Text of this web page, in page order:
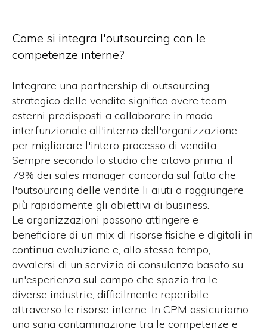
Come si integra l'outsourcing con le
competenze interne?
Integrare una partnership di outsourcing
strategico delle vendite significa avere team
esterni predisposti a collaborare in modo
interfunzionale all'interno dell'organizzazione
per migliorare l'intero processo di vendita.
Sempre secondo lo studio che citavo prima, il
79% dei sales manager concorda sul fatto che
l'outsourcing delle vendite li aiuti a raggiungere
più rapidamente gli obiettivi di business.
Le organizzazioni possono attingere e
beneficiare di un mix di risorse fisiche e digitali in
continua evoluzione e, allo stesso tempo,
avvalersi di un servizio di consulenza basato su
un'esperienza sul campo che spazia tra le
diverse industrie, difficilmente reperibile
attraverso le risorse interne. In CPM assicuriamo
una sana contaminazione tra le competenze e